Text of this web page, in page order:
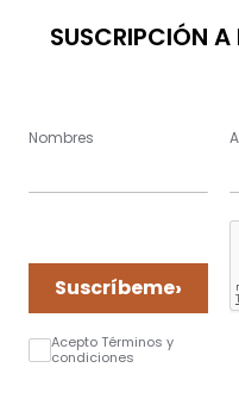
SUSCRIPCIÓN
Nombres
Suscríbeme›
Acepto Términos y
condiciones